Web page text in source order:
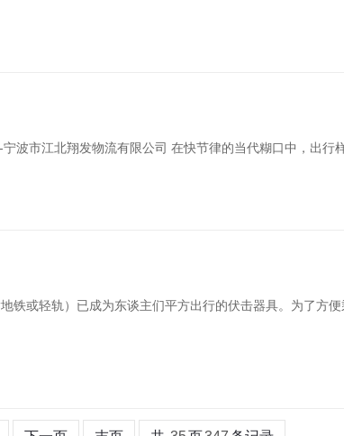
波市江北翔发物流有限公司 在快节律的当代糊口中，出行
铁或轻轨）已成为东谈主们平方出行的伏击器具。为了方